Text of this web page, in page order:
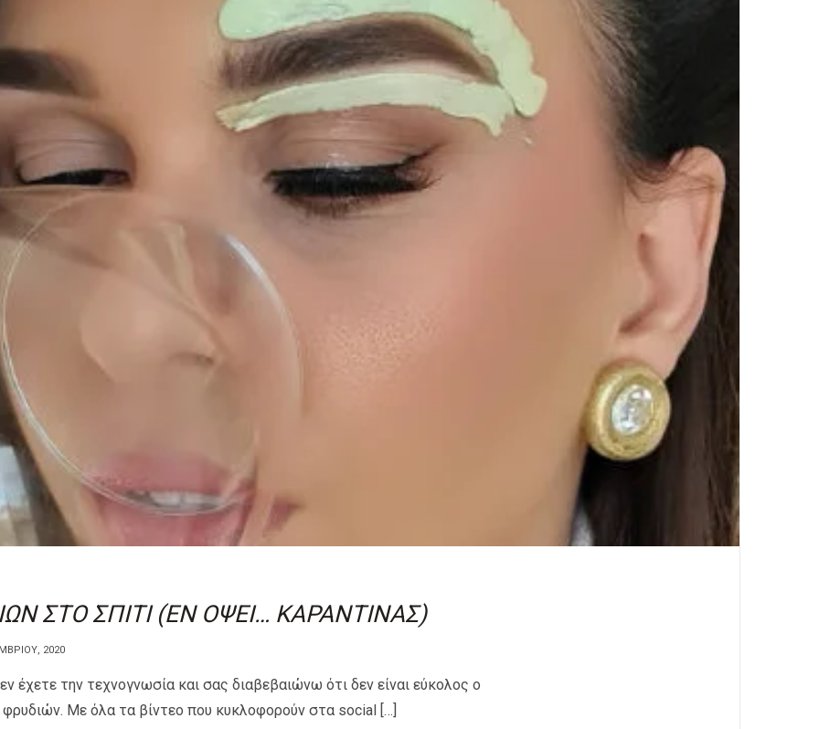
ΣΤΟ ΣΠΙΤΙ (ΕΝ ΟΨΕΙ… ΚΑΡΑΝΤΙΝΑΣ)
2020
έχετε την τεχνογνωσία και σας διαβεβαιώνω ότι δεν είναι εύκολος ο
Με όλα τα βίντεο που κυκλοφορούν στα social […]